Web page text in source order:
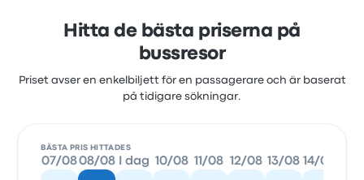
Hitta de bästa priserna på
bussresor
Priset avser en enkelbiljett för en passagerare och är baserat
på tidigare sökningar.
BÄSTA PRIS HITTADES
07/0808/08 I dag 10/08 11/08 12/08 13/08 14/08